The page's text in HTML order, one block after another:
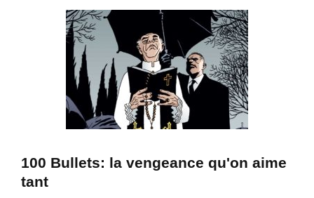
100 Bullets: la vengeance qu'on aime
tant